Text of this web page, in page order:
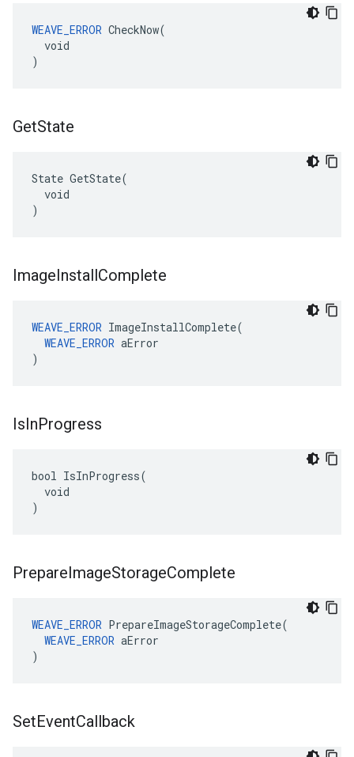
WEAVE_ERROR CheckNow(
  void
)
GetState
State GetState(
  void
)
ImageInstallComplete
WEAVE_ERROR ImageInstallComplete(
WEAVE_ERROR aError
)
IsInProgress
bool IsInProgress(
  void
)
PrepareImageStorageComplete
WEAVE_ERROR PrepareImageStorageComplete(
WEAVE_ERROR aError
)
SetEventCallback